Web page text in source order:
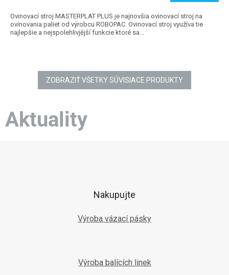
M
Ovinovací stroj MASTERPLAT PLUS je najnovšia ovinovací stroj na
ovinovania paliet od výrobcu ROBOPAC. Ovinovací stroj využíva tie
najlepšie a nejspolehlivjější funkcie ktoré sa...
ZOBRAZIŤ VŠETKY SÚVISIACE PRODUKTY
Aktuality
Nakupujte
Výroba vázací pásky
Výroba balících linek